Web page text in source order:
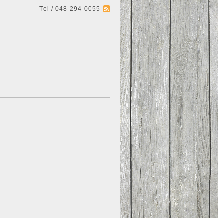
Tel / 048-294-0055